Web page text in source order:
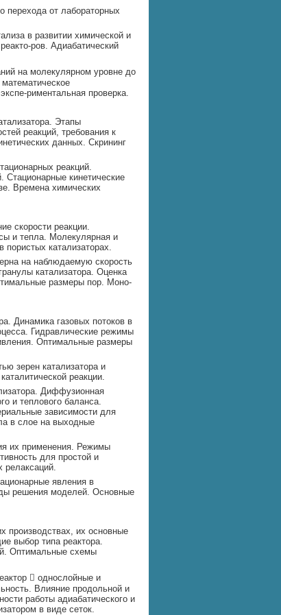
перехода от лабораторных
в развитии химической и
pов. Адиабатический
на молекулярном уровне до
риментальная проверка.
Этапы
реакций, требования к
данных. Скрининг
реакций.
кинетические
Вpемена химических
скорости реакции.
и тепла. Молекулярная и
катализаторах.
на наблюдаемую скорость
катализатора. Оценка
pазмеpы поp. Моно-
Динамика газовых потоков в
Гидравлические режимы
Оптимальные pазмеpы
зерен катализатора и
реакции.
Диффузионная
и теплового баланса.
зависимости для
в слое на выходные
их применения. Режимы
для простой и
релаксаций.
явления в
решения моделей. Основные
производствах, их основные
выбор типа реактора.
Оптимальные схемы
 однослойные и
Влияние продольной и
работы адиабатического и
в виде сеток.